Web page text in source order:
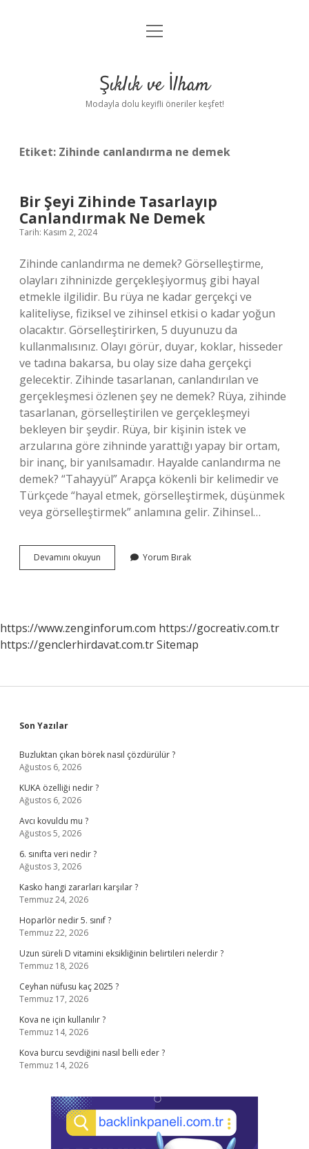
Anasayfa
Yasal Uyarı
menüyü
Şıklık ve İlham
Modayla dolu keyifli öneriler keşfet!
Etiket: Zihinde canlandırma ne demek
Bir Şeyi Zihinde Tasarlayıp
Canlandırmak Ne Demek
Tarih: Kasım 2, 2024
Zihinde canlandırma ne demek? Görselleştirme,
olayları zihninizde gerçekleşiyormuş gibi hayal
etmekle ilgilidir. Bu rüya ne kadar gerçekçi ve
kaliteliyse, fiziksel ve zihinsel etkisi o kadar yoğun
olacaktır. Görselleştirirken, 5 duyunuzu da
kullanmalısınız. Olayı görür, duyar, koklar, hisseder
ve tadına bakarsa, bu olay size daha gerçekçi
gelecektir. Zihinde tasarlanan, canlandırılan ve
gerçekleşmesi özlenen şey ne demek? Rüya, zihinde
tasarlanan, görselleştirilen ve gerçekleşmeyi
bekleyen bir şeydir. Rüya, bir kişinin istek ve
arzularına göre zihninde yarattığı yapay bir ortam,
bir inanç, bir yanılsamadır. Hayalde canlandırma ne
demek? “Tahayyül” Arapça kökenli bir kelimedir ve
Türkçede “hayal etmek, görselleştirmek, düşünmek
veya görselleştirmek” anlamına gelir. Zihinsel…
Devamını okuyun
Şeyi
Demek
Yorum Bırak
https://www.zenginforum.com https://gocreativ.com.tr
https://genclerhirdavat.com.trSitemap
Sidebar
Son Yazılar
Buzluktan çıkan börek nasıl çözdürülür ?
Ağustos 6, 2026
KUKA özelliği nedir ?
Ağustos 6, 2026
Avcı kovuldu mu ?
Ağustos 5, 2026
6. sınıfta veri nedir ?
Ağustos 3, 2026
Kasko hangi zararları karşılar ?
Temmuz 24, 2026
Hoparlör nedir 5. sınıf ?
Temmuz 22, 2026
Uzun süreli D vitamini eksikliğinin belirtileri nelerdir ?
Temmuz 18, 2026
Ceyhan nüfusu kaç 2025 ?
Temmuz 17, 2026
Kova ne için kullanılır ?
Temmuz 14, 2026
Kova burcu sevdiğini nasıl belli eder ?
Temmuz 14, 2026